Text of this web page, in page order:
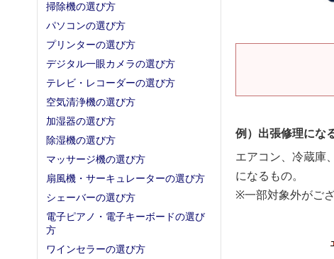
掃除機の選び方
パソコンの選び方
プリンターの選び方
デジタル一眼カメラの選び方
テレビ・レコーダーの選び方
空気清浄機の選び方
加湿器の選び方
除湿機の選び方
マッサージ機の選び方
扇風機・サーキュレーターの選び方
シェーバーの選び方
電子ピアノ・電子キーボードの選び
方
ワインセラーの選び方
例）出張修理にな
エアコン、冷蔵庫
になるもの。
※一部対象外がござ